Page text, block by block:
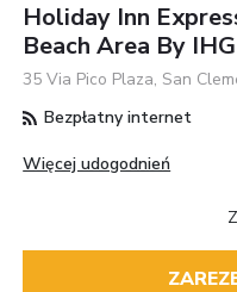
Holiday Inn
Beach Area By IHG
35 Via Pico Plaza, San
Bezpłatny internet
Więcej udogodnień
Z